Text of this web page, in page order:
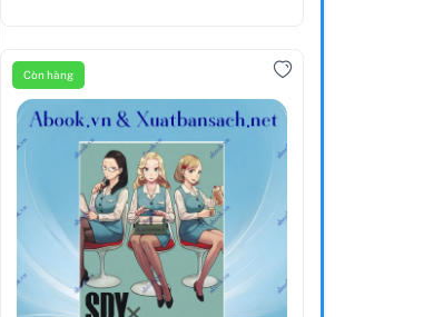
Còn hàng